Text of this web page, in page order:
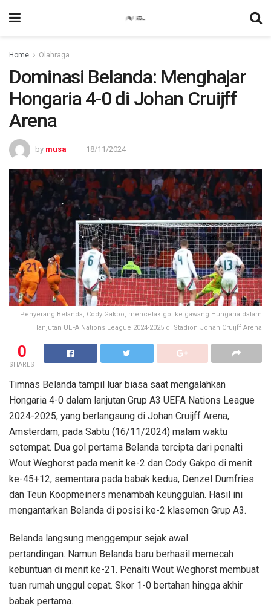
Home Olahraga
Dominasi Belanda: Menghajar
Hongaria 4-0 di Johan Cruijff
Arena
by musa 18/11/2024
Penyerang Belanda, Cody Gakpo, mencetak gol ke gawang Hungaria dalam
lanjutan UEFA Nations League 2024-2025 di Stadion Johan Cruijff Arena
0
SHARES
Timnas Belanda tampil luar biasa saat mengalahkan
Hongaria 4-0 dalam lanjutan Grup A3 UEFA Nations League
2024-2025, yang berlangsung di Johan Cruijff Arena,
Amsterdam, pada Sabtu (16/11/2024) malam waktu
setempat. Dua gol pertama Belanda tercipta dari penalti
Wout Weghorst pada menit ke-2 dan Cody Gakpo di menit
ke-45+12, sementara pada babak kedua, Denzel Dumfries
dan Teun Koopmeiners menambah keunggulan. Hasil ini
mengantarkan Belanda di posisi ke-2 klasemen Grup A3.
Belanda langsung menggempur sejak awal
pertandingan. Namun Belanda baru berhasil memecah
kebuntuan di menit ke-21. Penalti Wout Weghorst membuat
tuan rumah unggul cepat. Skor 1-0 bertahan hingga akhir
babak pertama.